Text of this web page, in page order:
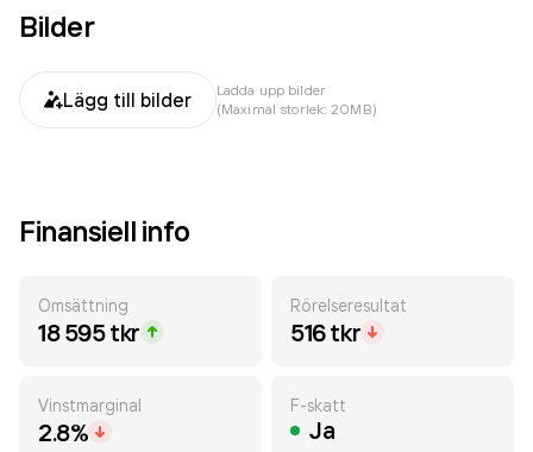
Bilder
Lägg till bilder
Ladda upp bilder
(Maximal storlek: 20MB)
Finansiell info
Omsättning
18 595 tkr
Rörelseresultat
516 tkr
Vinstmarginal
2.8%
F-skatt
Ja